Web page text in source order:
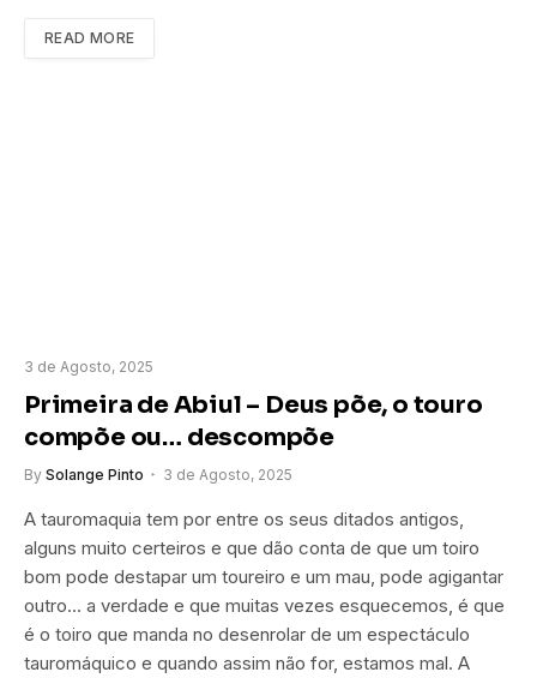
READ MORE
3 de Agosto, 2025
Primeira de Abiul – Deus põe, o touro
compõe ou… descompõe
By Solange Pinto 3 de Agosto, 2025
A tauromaquia tem por entre os seus ditados antigos,
alguns muito certeiros e que dão conta de que um toiro
bom pode destapar um toureiro e um mau, pode agigantar
outro… a verdade e que muitas vezes esquecemos, é que
é o toiro que manda no desenrolar de um espectáculo
tauromáquico e quando assim não for, estamos mal. A